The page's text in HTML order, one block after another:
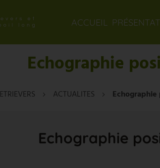
ACCUEIL
Echographie
ACTUALITES
Echographie